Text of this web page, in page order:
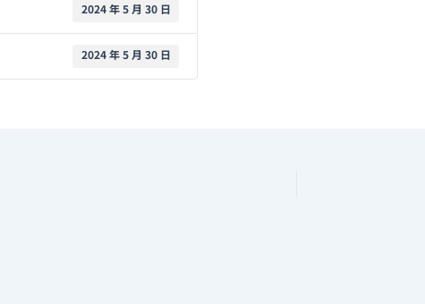
2024 年 5 月 30 日
2024 年 5 月 30 日